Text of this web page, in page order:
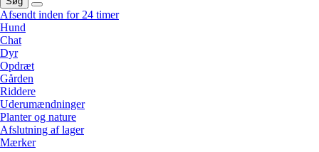
Afsendt inden for 24 timer
Hund
Chat
Dyr
Opdræt
Gården
Riddere
Uderumændninger
Planter og nature
Afslutning af lager
Mærker